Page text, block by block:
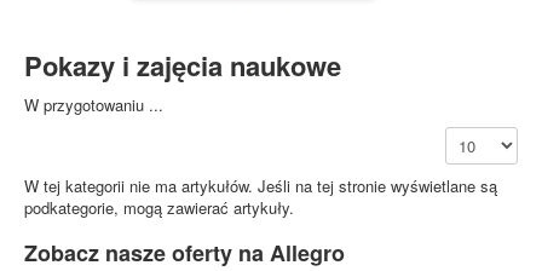
Pokazy i zajęcia naukowe
W przygotowaniu ...
Pokaż #
W tej kategorii nie ma artykułów. Jeśli na tej stronie wyświetlane są
podkategorie, mogą zawierać artykuły.
Zobacz nasze oferty na Allegro